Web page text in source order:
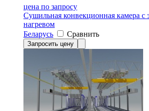
цена по запросу
Сушильная конвекционная камера с
нагревом
Беларусь
Сравнить
Запросить цену